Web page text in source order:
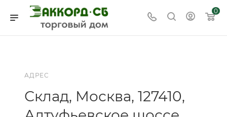
0
АДРЕС
Склад, Москва, 127410,